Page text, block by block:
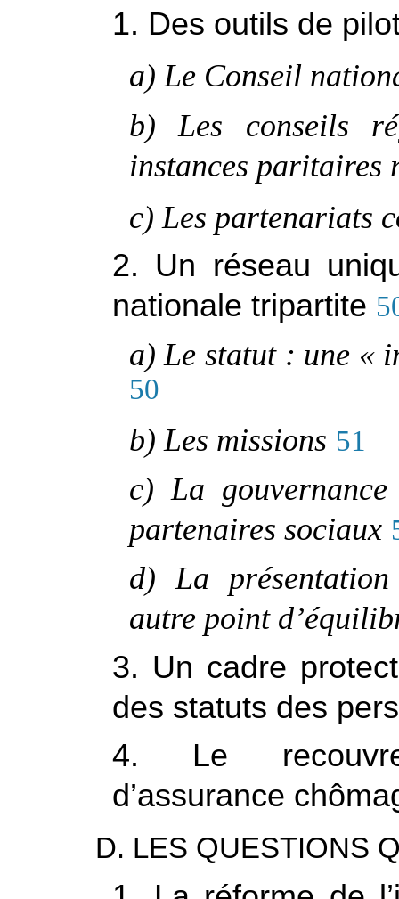
1. Des outils de
a) Le Conseil
b) Les conseils
instances paritaires
c) Les partenariats
2. Un réseau
nationale tripartite
a) Le statut : une «
50
b) Les missions 51
c) La
partenaires sociaux
d) La
autre point
3. Un cadre
des statuts des
4. Le
d’assurance
D. LES QUESTIONS